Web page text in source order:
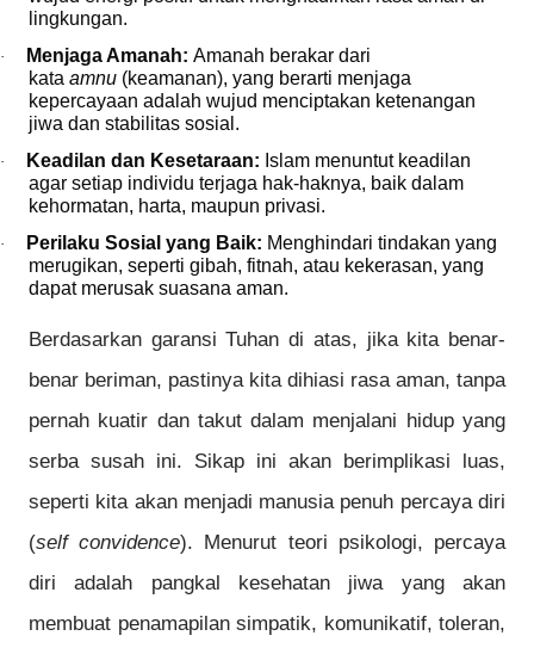
lingkungan.
· Menjaga Amanah: Amanah berakar dari
kata amnu (keamanan), yang berarti menjaga
kepercayaan adalah wujud menciptakan ketenangan
jiwa dan stabilitas sosial.
· Keadilan dan Kesetaraan: Islam menuntut keadilan
agar setiap individu terjaga hak-haknya, baik dalam
kehormatan, harta, maupun privasi.
· Perilaku Sosial yang Baik: Menghindari tindakan yang
merugikan, seperti gibah, fitnah, atau kekerasan, yang
dapat merusak suasana aman.
Berdasarkan garansi Tuhan di atas, jika kita benar-
benar beriman, pastinya kita dihiasi rasa aman, tanpa
pernah kuatir dan takut dalam menjalani hidup yang
serba susah ini. Sikap ini akan berimplikasi luas,
seperti kita akan menjadi manusia penuh percaya diri
(self convidence). Menurut teori psikologi, percaya
diri adalah pangkal kesehatan jiwa yang akan
membuat penamapilan simpatik, komunikatif, toleran,